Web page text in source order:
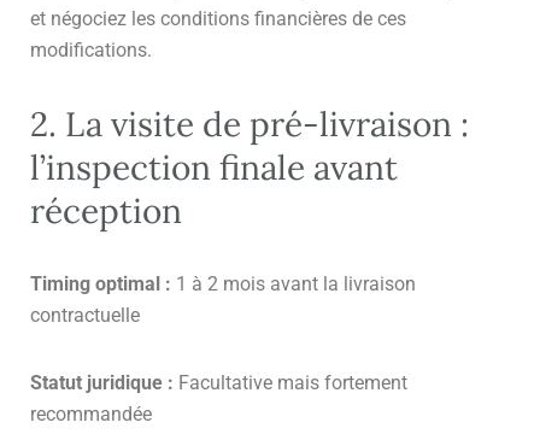
et négociez les conditions financières de ces
modifications.
2. La visite de pré-livraison :
l’inspection finale avant
réception
Timing optimal : 1 à 2 mois avant la livraison
contractuelle
Statut juridique : Facultative mais fortement
recommandée